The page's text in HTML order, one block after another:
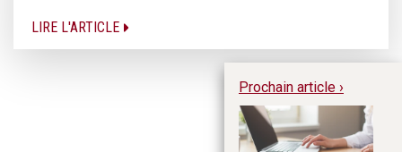
LIRE L'ARTICLE
Prochain article ›